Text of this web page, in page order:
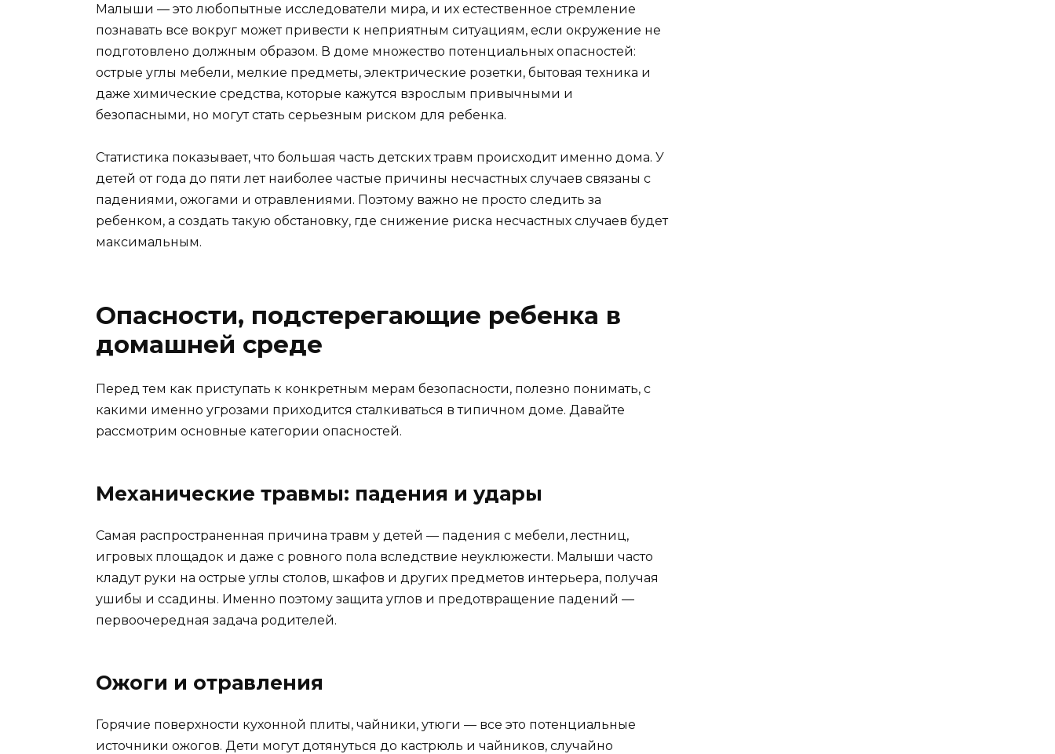
Малыши — это любопытные исследователи мира, и их естественное стремление
познавать все вокруг может привести к неприятным ситуациям, если окружение не
подготовлено должным образом. В доме множество потенциальных опасностей:
острые углы мебели, мелкие предметы, электрические розетки, бытовая техника и
даже химические средства, которые кажутся взрослым привычными и
безопасными, но могут стать серьезным риском для ребенка.
Статистика показывает, что большая часть детских травм происходит именно дома. У
детей от года до пяти лет наиболее частые причины несчастных случаев связаны с
падениями, ожогами и отравлениями. Поэтому важно не просто следить за
ребенком, а создать такую обстановку, где снижение риска несчастных случаев будет
максимальным.
Опасности, подстерегающие ребенка в
домашней среде
Перед тем как приступать к конкретным мерам безопасности, полезно понимать, с
какими именно угрозами приходится сталкиваться в типичном доме. Давайте
рассмотрим основные категории опасностей.
Механические травмы: падения и удары
Самая распространенная причина травм у детей — падения с мебели, лестниц,
игровых площадок и даже с ровного пола вследствие неуклюжести. Малыши часто
кладут руки на острые углы столов, шкафов и других предметов интерьера, получая
ушибы и ссадины. Именно поэтому защита углов и предотвращение падений —
первоочередная задача родителей.
Ожоги и отравления
Горячие поверхности кухонной плиты, чайники, утюги — все это потенциальные
источники ожогов. Дети могут дотянуться до кастрюль и чайников, случайно